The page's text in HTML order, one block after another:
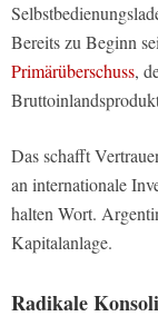
Bereits zu Beginn
Primärüberschuss,
Das schafft
an internationale
halten Wort.
Kapitalanlage.
Radikale